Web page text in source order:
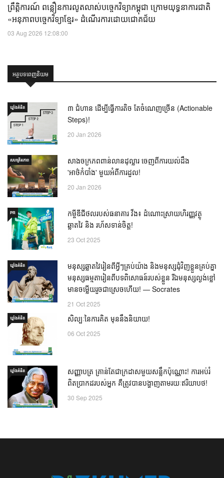
ព្រឹត្តិការណ៍ ពន្លឿនការលូតលាស់បច្ចេកវិទ្យាកម្ពុជា ក្រោមយុទ្ធនាការជាតិ
«អនុភាពបច្ចេកវិទ្យាខ្មែរ» ដំណើរការដោយជោគជ័យ
03 Aug 2026 12:08:00
អត្ថបទពេញនិយម
ឃ្លាំង​គំនិត
៣ ជំហាន ដើម្បីធ្វើការតិច តែចំណេញច្រើន (Actionable
Steps)!
20 Jan 2026
សហគ្រិនភាព
សាងចក្រភពពាន់លានដុល្លារ ចេញពីការយល់ដឹង
'អាថ៌កំបាំង' មួយអំពីការដួល!
20 Jan 2026
PR
កម្ចីឌីជីថលរបស់ធនាគារ វីង៖ ដំណោះស្រាយហិរញ្ញវត្ថុ
ឆ្លាតវៃ និង រហ័សទាន់ចិត្ត!
23 Oct 2025
ឃ្លាំង​គំនិត
មនុស្សឆ្លាតវៃរៀនពីអ្វីៗគ្រប់យ៉ាង និងមនុស្សជុំវិញខ្លួនគ្រប់គ្នា
មនុស្សធម្មតារៀនពីបទពិសោធន៍របស់ខ្លួន រីឯមនុស្សល្ងង់ខ្លៅ
មានចម្លើយរួចជាស្រេចហើយ! — Socrates
21 Oct 2025
ឃ្លាំង​គំនិត សិល្បៈនៃការគិត មុននឹងនិយាយ!
06 Oct 2025
ឃ្លាំង​គំនិត
សញ្ញាបត្រ គ្រាន់តែជាក្រដាសមួយសន្លឹកប៉ុណ្ណោះ! ការអប់រំ
ពិតប្រាកដរបស់អ្នក គឺត្រូវបានបង្ហាញតាមរយៈឥរិយាបថ!
30 Sep 2025